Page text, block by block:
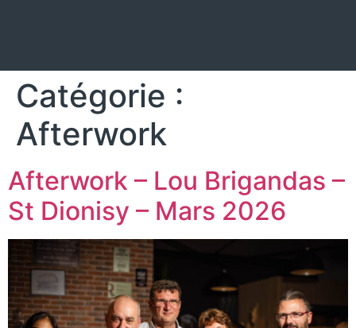
Catégorie :
Afterwork
Afterwork – Lou Brigandas –
St Dionisy – Mars 2026